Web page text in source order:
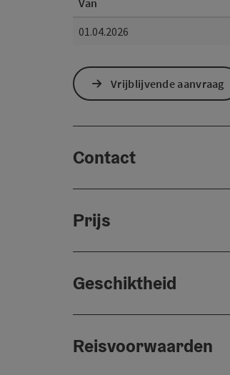
01.04.2026
Vrijblijvende aanvraag
Contact
Prijs
Geschiktheid
Reisvoorwaarden